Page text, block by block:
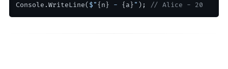
Console.WriteLine( $"{n} - {a}" ); // Alice - 20